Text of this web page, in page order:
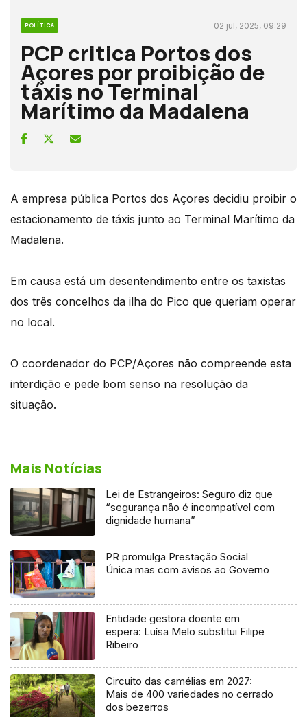
POLÍTICA 02 jul, 2025, 09:29
PCP critica Portos dos
Açores por proibição de
táxis no Terminal
Marítimo da Madalena
A empresa pública Portos dos Açores decidiu proibir o
estacionamento de táxis junto ao Terminal Marítimo da
Madalena.
Em causa está um desentendimento entre os taxistas
dos três concelhos da ilha do Pico que queriam operar
no local.
O coordenador do PCP/Açores não compreende esta
interdição e pede bom senso na resolução da
situação.
Mais Notícias
Lei de Estrangeiros: Seguro diz que
“segurança não é incompatível com
dignidade humana”
PR promulga Prestação Social
Única mas com avisos ao Governo
Entidade gestora doente em
espera: Luísa Melo substitui Filipe
Ribeiro
Circuito das camélias em 2027:
Mais de 400 variedades no cerrado
dos bezerros